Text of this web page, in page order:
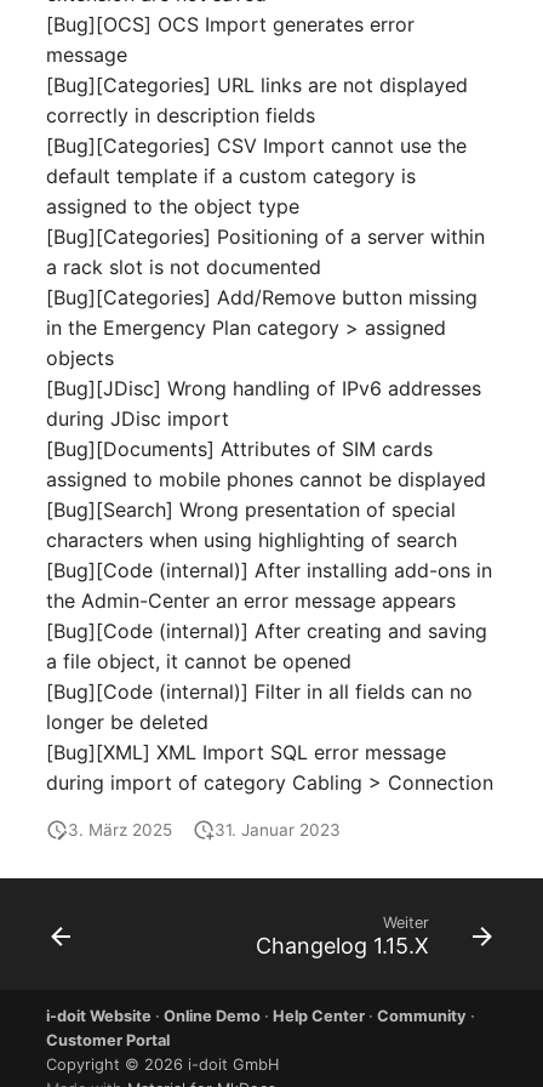
Release Notes 22
Release Notes 1.19
Release Notes 1.18
Release Notes 1.17
Release Notes 1.16
Release Notes 1.14
Release Notes 1.13
Release Notes 1.12
Release Notes 1.11
Release Notes 1.10
Release Notes 1.9
Release Notes 1.8
Release Notes 1.7
Clustermitgliedschaften
Controller
CPU
Datenbank Gateway
Datenbanken
Datenbanklinks
Datenbankobjekte
Datenbankschema
Datenbanktabelle
Datenbankzugriff
Datenbankzuweisung
Datensicherung
Datensicherung
(zugewiesene Objekte)
DHCP
Dienste
FC-Switch
Flugzeug
Gebäude
Kabel
Kabeltrasse
Klimaanlage
Client
Konverter
Kryptokarte
KVM-Switch
Land
Layer-2-Netz
Layer-3-Netz
Leitungsnetz
Objekt-Beziehungen
Lebens und
Dokumentationszyklus
Eindeutige
Referenzierungen
Web GUI
Benutzerdefinierte Zähler
IP Address Management
(IPAM)
Kabel-Patches und -wege
Komplexe Reports
Passwörter verwalten
Prod→Test Datenbank-
Synchronisation
Standort-basierte
Benutzerrechte
Standorte
Switch Stacking
Variable Reports
VM provisionieren
(veraltet)
Maintenance
Nagios
OCS Inventory NG
Relocate-CI
Replacement
Rights Documentation
SHD Connect
URL-Router
VIVA
VIVA2 (IT-
Grundschutz)
Workflow
Signal-Slot System
DIY Daten-Import
Dashboard Widget
programmieren
[Bug][OCS] OCS Import generates error
message
[Bug][Categories] URL links are not displayed
correctly in description fields
[Bug][Categories] CSV Import cannot use the
default template if a custom category is
assigned to the object type
[Bug][Categories] Positioning of a server within
a rack slot is not documented
[Bug][Categories] Add/Remove button missing
in the Emergency Plan category > assigned
objects
[Bug][JDisc] Wrong handling of IPv6 addresses
during JDisc import
[Bug][Documents] Attributes of SIM cards
assigned to mobile phones cannot be displayed
[Bug][Search] Wrong presentation of special
characters when using highlighting of search
[Bug][Code (internal)] After installing add-ons in
the Admin-Center an error message appears
[Bug][Code (internal)] After creating and saving
a file object, it cannot be opened
[Bug][Code (internal)] Filter in all fields can no
longer be deleted
[Bug][XML] XML Import SQL error message
during import of category Cabling > Connection
3. März 2025 31. Januar 2023
Weiter
Changelog 1.15.X
i-doit Website ·Online Demo · Help Center ·Community ·
Customer Portal
Copyright © 2026 i-doit GmbH